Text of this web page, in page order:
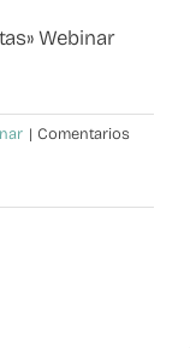
Webinar
| Comentarios